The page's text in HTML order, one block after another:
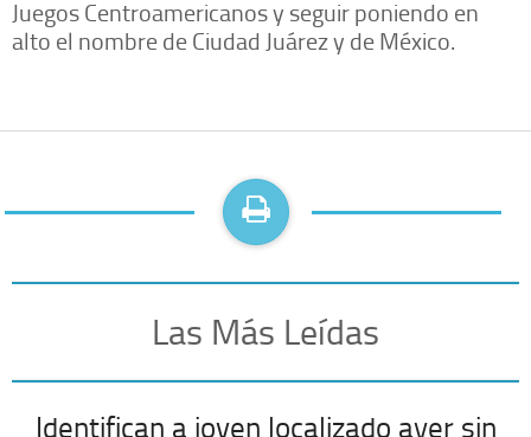
Juegos Centroamericanos y seguir poniendo en
alto el nombre de Ciudad Juárez y de México.
Las Más Leídas
Identifican a joven localizado ayer sin